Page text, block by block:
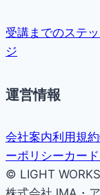
受講までのステ
ジ
運営情報
会社案内利用規約
ーポリシーカー
© LIGHT